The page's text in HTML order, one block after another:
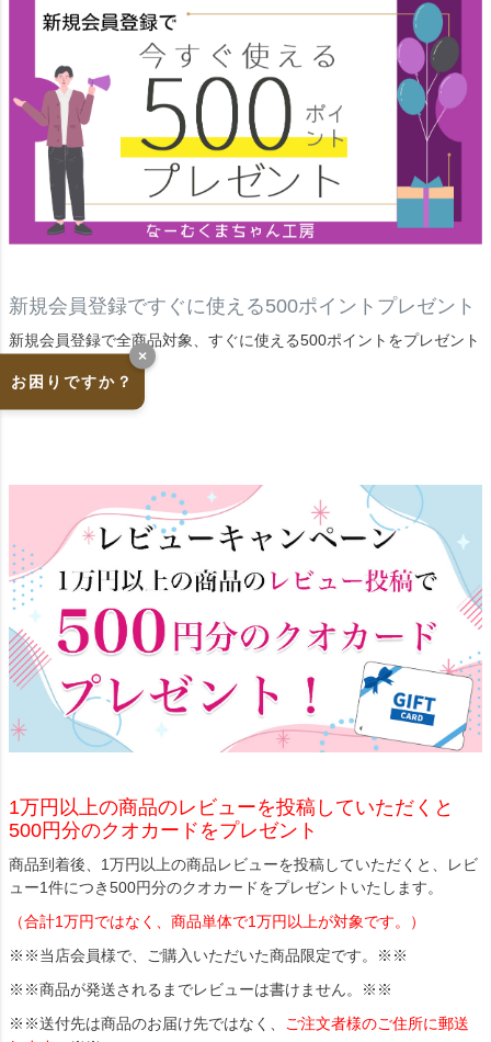
新規会員登録ですぐに使える500ポイントプレゼント
新規会員登録で全商品対象、すぐに使える500ポイントをプレゼント
1万円以上の商品のレビューを投稿していただくと
500円分のクオカードをプレゼント
商品到着後、1万円以上の商品レビューを投稿していただくと、レビ
ュー1件につき500円分のクオカードをプレゼントいたします。
（合計1万円ではなく、商品単体で1万円以上が対象です。）
※※当店会員様で、ご購入いただいた商品限定です。※※
※※商品が発送されるまでレビューは書けません。※※
※※送付先は商品のお届け先ではなく、 ご注文者様のご住所に郵送
お困りですか？
×